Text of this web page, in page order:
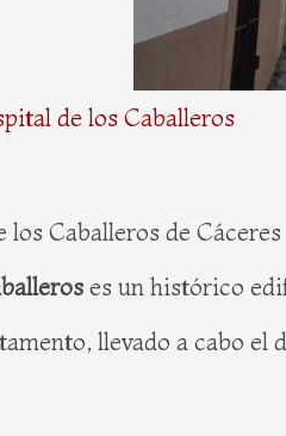
de los Caballeros
Caballeros de Cáceres
es un histórico
llevado a cabo